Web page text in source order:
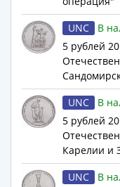
доллары
Квотеры
(парки)
(штаты)
Наборы
Другие
Евросоюз
UNC
В
5 рублей
UNC
В
5 рублей
Карелии и
UNC
В